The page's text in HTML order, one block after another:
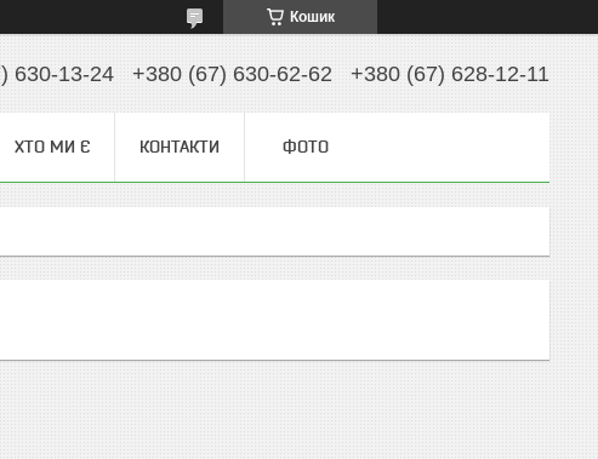
Кошик
630-13-24 +380 (67) 630-62-62 +380 (67) 628-12-11
ХТО МИ Є КОНТАКТИ ФОТО